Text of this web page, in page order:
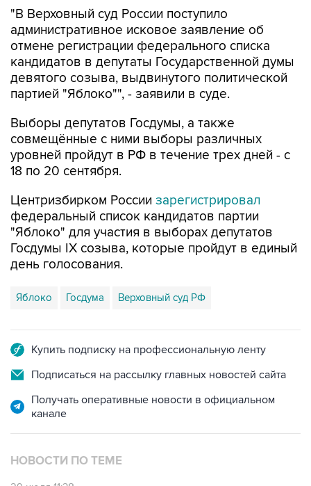
"В Верховный суд России поступило
административное исковое заявление об
отмене регистрации федерального списка
кандидатов в депутаты Государственной думы
девятого созыва, выдвинутого политической
партией "Яблоко"", - заявили в суде.
Выборы депутатов Госдумы, а также
совмещённые с ними выборы различных
уровней пройдут в РФ в течение трех дней - с
18 по 20 сентября.
Центризбирком России зарегистрировал
федеральный список кандидатов партии
"Яблоко" для участия в выборах депутатов
Госдумы IX созыва, которые пройдут в единый
день голосования.
Яблоко Госдума Верховный суд РФ
Купить подписку на профессиональную ленту
Подписаться на рассылку главных новостей сайта
Получать оперативные новости в официальном
канале
НОВОСТИ ПО ТЕМЕ